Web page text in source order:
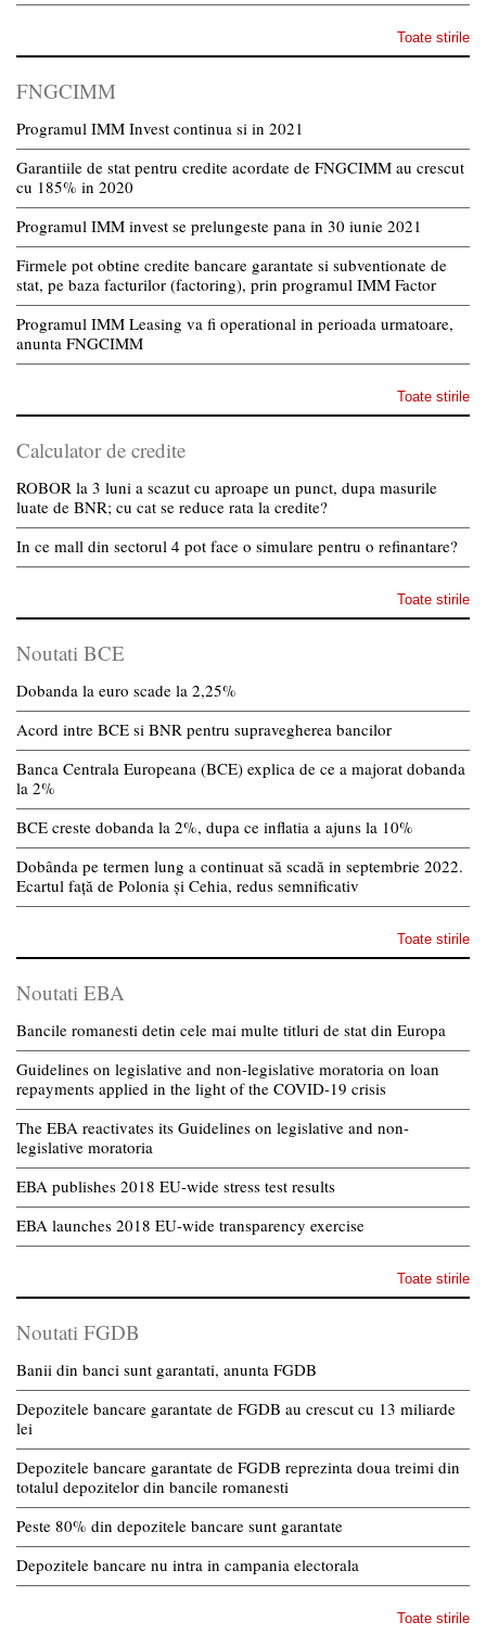
Toate stirile
FNGCIMM
Programul IMM Invest continua si in 2021
Garantiile de stat pentru credite acordate de FNGCIMM au crescut
cu 185% in 2020
Programul IMM invest se prelungeste pana in 30 iunie 2021
Firmele pot obtine credite bancare garantate si subventionate de
stat, pe baza facturilor (factoring), prin programul IMM Factor
Programul IMM Leasing va fi operational in perioada urmatoare,
anunta FNGCIMM
Toate stirile
Calculator de credite
ROBOR la 3 luni a scazut cu aproape un punct, dupa masurile
luate de BNR; cu cat se reduce rata la credite?
In ce mall din sectorul 4 pot face o simulare pentru o refinantare?
Toate stirile
Noutati BCE
Dobanda la euro scade la 2,25%
Acord intre BCE si BNR pentru supravegherea bancilor
Banca Centrala Europeana (BCE) explica de ce a majorat dobanda
la 2%
BCE creste dobanda la 2%, dupa ce inflatia a ajuns la 10%
Dobânda pe termen lung a continuat să scadă in septembrie 2022.
Ecartul față de Polonia și Cehia, redus semnificativ
Toate stirile
Noutati EBA
Bancile romanesti detin cele mai multe titluri de stat din Europa
Guidelines on legislative and non-legislative moratoria on loan
repayments applied in the light of the COVID-19 crisis
The EBA reactivates its Guidelines on legislative and non-
legislative moratoria
EBA publishes 2018 EU-wide stress test results
EBA launches 2018 EU-wide transparency exercise
Toate stirile
Noutati FGDB
Banii din banci sunt garantati, anunta FGDB
Depozitele bancare garantate de FGDB au crescut cu 13 miliarde
lei
Depozitele bancare garantate de FGDB reprezinta doua treimi din
totalul depozitelor din bancile romanesti
Peste 80% din depozitele bancare sunt garantate
Depozitele bancare nu intra in campania electorala
Toate stirile